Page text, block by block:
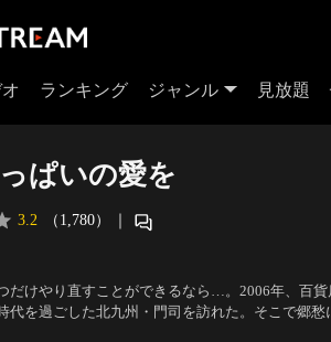
ランキング ジャンル 見放題
ぱいの愛を
3.2 （1,780） ｜
だけやり直すことができるなら…。2006年、百
代を過ごした北九州・門司を訪れた。そこで郷